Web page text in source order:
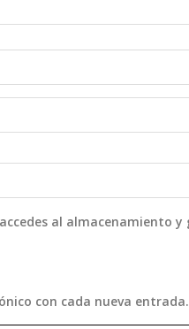
al almacenamiento
con cada nueva entrada.